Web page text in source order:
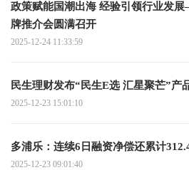
政策赋能国潮出海 经验引领行业发
牌推介会圆满召开
2025-12-24 11:33:59
民生理财发布“民生E选 汇星聚芒”产
2025-12-23 15:01:10
多浦乐：连续6日融资净偿还累计
2025-12-23 09:01:40